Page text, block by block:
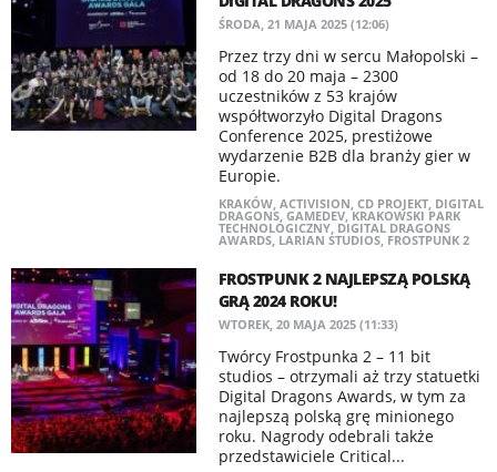
ŚRODA, 21 MAJA 2025 (12:06)
Przez trzy dni w sercu Małopolski –
od 18 do 20 maja – 2300
uczestników z 53 krajów
współtworzyło Digital Dragons
Conference 2025, prestiżowe
wydarzenie B2B dla branży gier w
Europie.
KRAKÓW, ACTIVISION, CD PROJEKT, DIGITAL
DRAGONS, GAMEDEV,KRAKOWSKI PARK
TECHNOLOGICZNY, DIGITAL DRAGONS
AWARDS, LARIAN STUDIOS, FROSTPUNK 2
FROSTPUNK 2 NAJLEPSZĄ POLSKĄ
GRĄ 2024 ROKU!
WTOREK, 20 MAJA 2025 (11:33)
Twórcy Frostpunka 2 – 11 bit
studios – otrzymali aż trzy statuetki
Digital Dragons Awards, w tym za
najlepszą polską grę minionego
roku. Nagrody odebrali także
przedstawiciele Critical...